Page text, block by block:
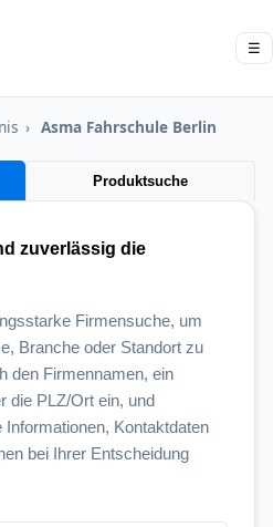
☰
› Asma Fahrschule Berlin
Produktsuche
zuverlässig die
Firmensuche, um
Branche oder Standort zu
den Firmennamen, ein
die PLZ/Ort ein, und
Kontaktdaten
bei Ihrer Entscheidung